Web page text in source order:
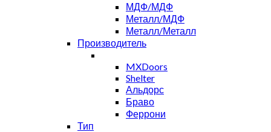
МДФ/МДФ
Металл/МДФ
Металл/Металл
Производитель
MXDoors
Shelter
Альдорс
Браво
Феррони
Тип